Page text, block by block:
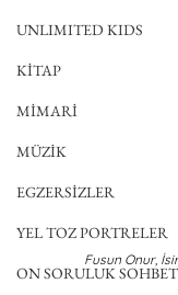
UNLIMITED KIDS
KİTAP
MİMARİ
MÜZİK
EGZERSİZLER
YEL TOZ PORTRELER
ON SORULUK
Fusun Onur,